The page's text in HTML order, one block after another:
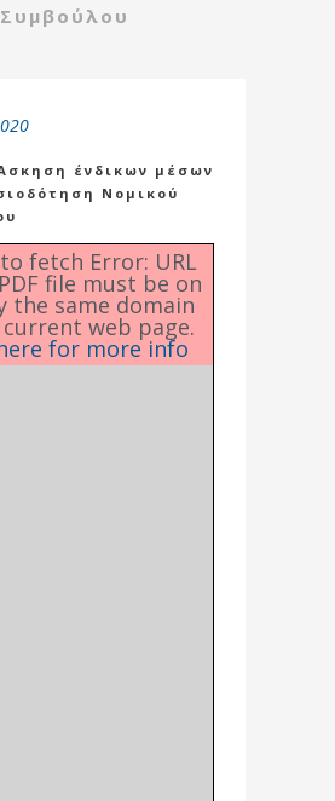
Συμβούλου
ένδικων μέσων
Νομικού
fetch Error: URL
file must be on
the same domain
web page.
for more info